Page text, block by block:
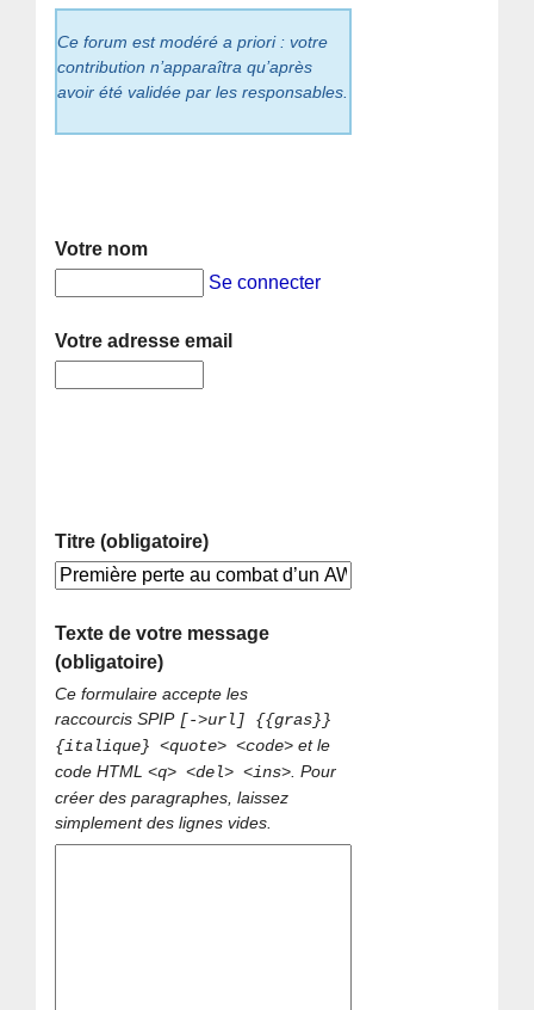
Ce forum est modéré a priori : votre
contribution n’apparaîtra qu’après
avoir été validée par les responsables.
Votre nom
Se connecter
Votre adresse email
Titre (obligatoire)
Texte de votre message
(obligatoire)
Ce formulaire accepte les
raccourcis SPIP [->url] {{gras}}
{italique} <quote> <code> et le
code HTML<q> <del> <ins> . Pour
créer des paragraphes, laissez
simplement des lignes vides.